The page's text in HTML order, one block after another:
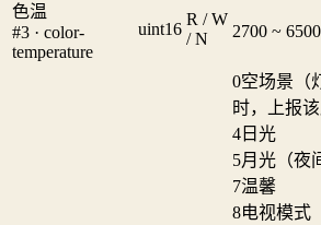
色温
#3 · color-
temperature
uint16
R / W
/ N
2700 ~
0空场景（
时，上报该
4 日光
5月光（夜
7温馨
8电视模式